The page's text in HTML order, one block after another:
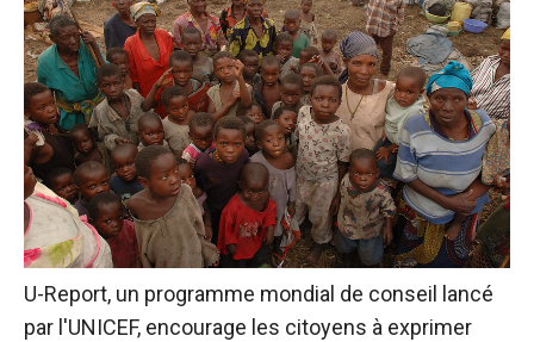
U-Report, un programme mondial de conseil lancé
par l'UNICEF, encourage les citoyens à exprimer